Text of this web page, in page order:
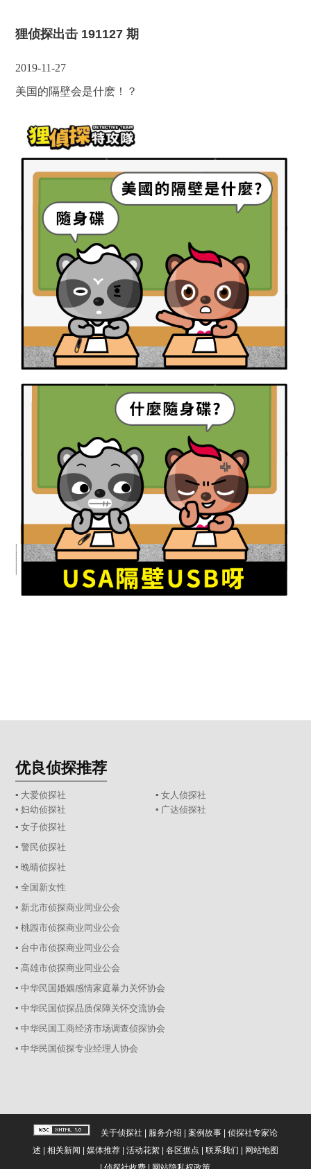
狸侦探出击 191127 期
2019-11-27
美国的隔壁会是什麽！？
优良侦探推荐
▪ 大爱侦探社
▪ 女人侦探社
▪ 妇幼侦探社
▪ 广达侦探社
▪ 女子侦探社
▪ 警民侦探社
▪ 晚晴侦探社
▪ 全国新女性
▪ 新北市侦探商业同业公会
▪ 桃园市侦探商业同业公会
▪ 台中市侦探商业同业公会
▪ 高雄市侦探商业同业公会
▪ 中华民国婚姻感情家庭暴力关怀协会
▪ 中华民国侦探品质保障关怀交流协会
▪ 中华民国工商经济市场调查侦探协会
▪ 中华民国侦探专业经理人协会
关于侦探社 | 服务介绍 | 案例故事| 侦探社专家论
述 | 相关新闻 | 媒体推荐| 活动花絮| 各区据点 | 联系我们 | 网站地图